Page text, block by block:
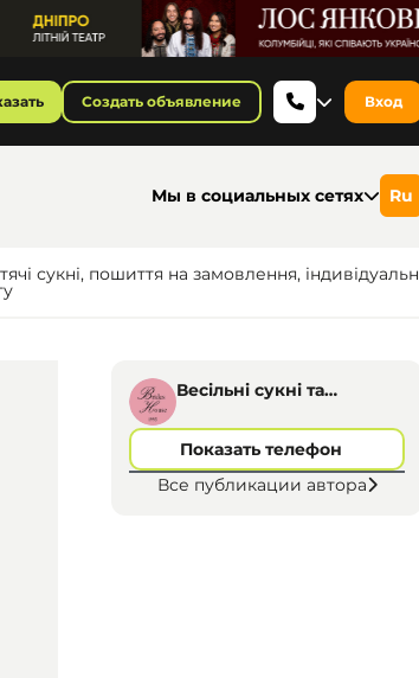
Создать объявление Вход
Мы в социальных сетях Ru
сукні, пошиття на замовлення, індивідуальн
Весільні сукні та
House», Дніпро
Показать телефон
Все публикации автора